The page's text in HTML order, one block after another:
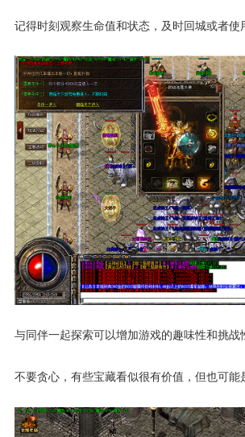
记得时刻观察生命值和状态，及时回城或者使
与同伴一起探索可以增加游戏的趣味性和挑战
不要贪心，有些宝藏看似很有价值，但也可能